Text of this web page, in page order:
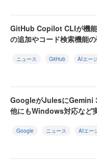
GitHub Copilot CLIが機
の追加やコード検索機能
ニュース GitHub AIエー
GoogleがJulesにGemini
他にもWindows対応など
Google ニュース AIエー